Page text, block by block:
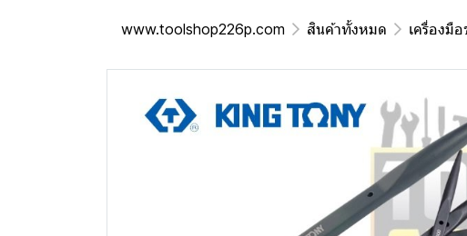
www.toolshop226p.com สินค้าทั้งหมด เครื่องมือ